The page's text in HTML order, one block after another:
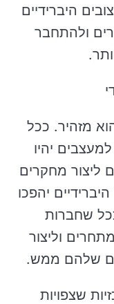
היברידיים
ולהתחבר
מזהיר. ככל
יהיו
ליצור מחקרים
יהפכו
שחברות
וליצור
שלהם ממש.
שצפויות